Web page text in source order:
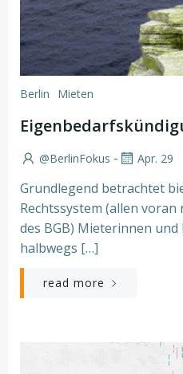
Berlin Mieten
@BerlinFokus - Apr. 29
Grundlegend betrachtet
Rechtssystem (allen
des BGB) Mieterinnen
halbwegs […]
read more